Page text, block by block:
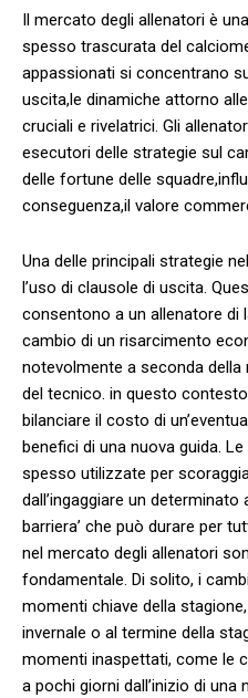
Il⁣ mercato degli allenatori è
spesso trascurata del
appassionati si concentrano
uscita,le dinamiche attorno
cruciali​ e rivelatrici. ⁣Gli
esecutori delle strategie⁣ sul
delle fortune delle
conseguenza,il valore⁢
Una delle principali ‌strategie
‍l’uso di ‍clausole⁤ di⁢ uscita.
consentono a ⁣un ⁣allenatore di
cambio di un risarcimento⁣
notevolmente ⁤a seconda
del tecnico. ⁢in questo
bilanciare il⁤ costo di
⁤benefici di‌ una nuova guida.
spesso utilizzate per
dall’ingaggiare ‍un
barriera’ che ‍può durare per
nel ⁤mercato degli allenatori
fondamentale. Di solito, i⁣
momenti⁤ chiave della
invernale o al termine della
momenti inaspettati, come le
​a‌ pochi giorni dall’inizio di una